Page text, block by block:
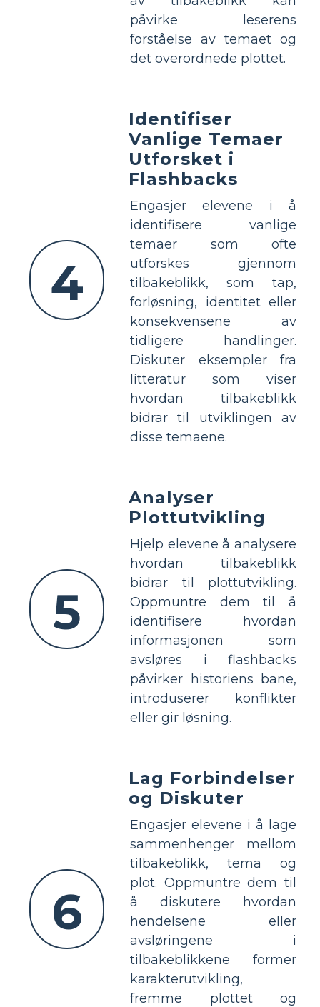
påvirke leserens
forståelse av temaet og
det overordnede plottet.
4
Identifiser
Vanlige Temaer
Utforsket i
Flashbacks
Engasjer elevene i å
identifisere vanlige
temaer som ofte
utforskes gjennom
tilbakeblikk, som tap,
forløsning, identitet eller
konsekvensene av
tidligere handlinger.
Diskuter eksempler fra
litteratur som viser
hvordan tilbakeblikk
bidrar til utviklingen av
disse temaene.
5
Analyser
Plottutvikling
Hjelp elevene å analysere
hvordan tilbakeblikk
bidrar til plottutvikling.
Oppmuntre dem til å
identifisere hvordan
informasjonen som
avsløres i flashbacks
påvirker historiens bane,
introduserer konflikter
eller gir løsning.
6
Lag Forbindelser
og Diskuter
Engasjer elevene i å lage
sammenhenger mellom
tilbakeblikk, tema og
plot. Oppmuntre dem til
å diskutere hvordan
hendelsene eller
avsløringene i
tilbakeblikkene former
karakterutvikling,
fremme plottet og